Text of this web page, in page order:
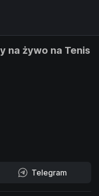
na żywo na Tenis
Telegram